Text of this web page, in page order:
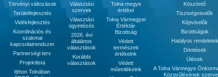
Törvényi változások
Területfejlesztés
Vidékfejlesztés
Koordinációs és
szakmai
kapcsolatrendszer
Partnerségi terv
Projektlista
Itthon Tolnában
Választási
szervek
Választási
ügyintézés
2026. évi
általános
választások
Korábbi
választások
Tolna megye
értékei
Tolna Vármegyei
Értéktár
Bizottság
Védett
természeti
értékeink
Védett
műemlékeink
Köszöntő
Tisztségviselők
Képviselők
Bizottságok
Hatályos rendeletek
Döntések
Ülések
A Tolna Vármegye
Közgyűlésének